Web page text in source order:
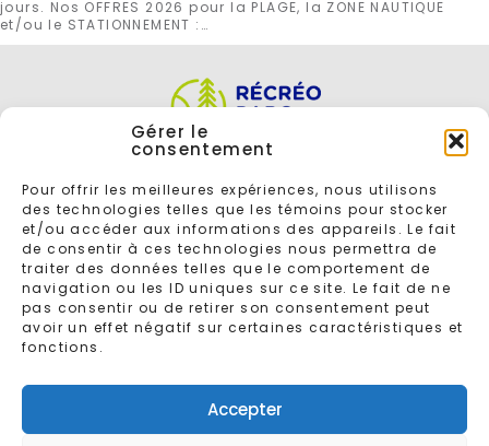
Gérer le
consentement
Pour offrir les meilleures expériences, nous utilisons
des technologies telles que les témoins pour stocker
et/ou accéder aux informations des appareils. Le fait
de consentir à ces technologies nous permettra de
traiter des données telles que le comportement de
navigation ou les ID uniques sur ce site. Le fait de ne
pas consentir ou de retirer son consentement peut
avoir un effet négatif sur certaines caractéristiques et
fonctions.
Accepter
jours. Nos OFFRES 2026 pour la PLAGE, la ZONE NAUTIQUE
et/ou le STATIONNEMENT :…
ENTREZ VOTRE COURRIEL POUR VOUS INSCRIRE À L'INFOLETTRE